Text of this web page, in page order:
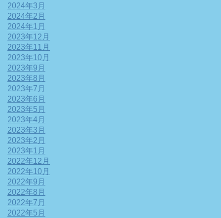
2024年3月
2024年2月
2024年1月
2023年12月
2023年11月
2023年10月
2023年9月
2023年8月
2023年7月
2023年6月
2023年5月
2023年4月
2023年3月
2023年2月
2023年1月
2022年12月
2022年10月
2022年9月
2022年8月
2022年7月
2022年5月